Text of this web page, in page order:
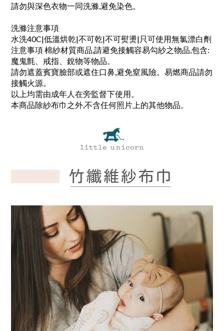
請勿與深色衣物一同洗滌,避免染色。
洗滌注意事項
水洗40C|低溫烘乾|不可乾|不可熨燙|只可使用無氯漂白劑
注意事項 棉紗材質商品,請避免接觸容易勾紗之物品,包含:
魔鬼氈、戒指、銳物等物品。
請勿遮蓋賓寶臉部或遮住口鼻,避免窒風險。易燃商品請勿
接觸火源。
以上均需由成年人在旁監督下使用。
本商品除紗布巾之外,不含任何照片上的其他物品。